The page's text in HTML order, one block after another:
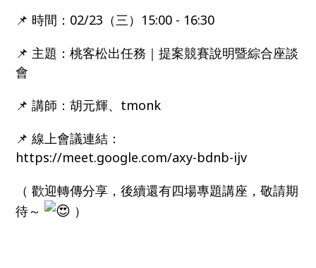
📌 時間：02/23（三）15:00 - 16:30
📌 主題：桃客松出任務｜提案競賽說明暨綜合座談
會
📌 講師：胡元輝、tmonk
📌 線上會議連結：
https://meet.google.com/axy-bdnb-ijv
（ 歡迎轉傳分享，後續還有四場專題講座，敬請期
待～
）